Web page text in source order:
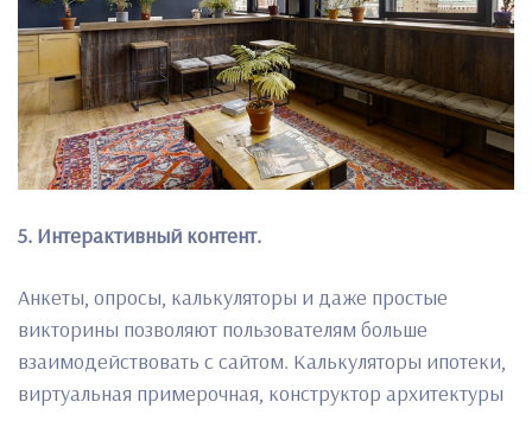
5. Интерактивный контент.
Анкеты, опросы, калькуляторы и даже простые
викторины позволяют пользователям больше
взаимодействовать с сайтом. Калькуляторы ипотеки,
виртуальная примерочная, конструктор архитектуры